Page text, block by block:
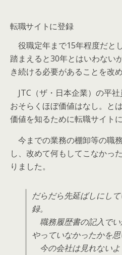
転職サイトに登録
役職定年まで15年程度だと
踏まえると30年とはいわない
き続ける必要があることを改め
JTC（ザ・日本企業）の平
おそらくほぼ価値はなし。と
価値を知るために転職サイト
今までの業務の棚卸等の職
し、改めて何もしてこなかっ
りました。
だらだら先延ばしにし
録。
職務履歴書の記入でい
やっていなかったかを思
今の会社は見れない